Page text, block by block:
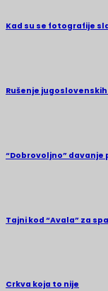
Kad su se fotografije
Rušenje
“Dobrovoljno” davanje
Tajni kod “Avala” za
Crkva koja to nije